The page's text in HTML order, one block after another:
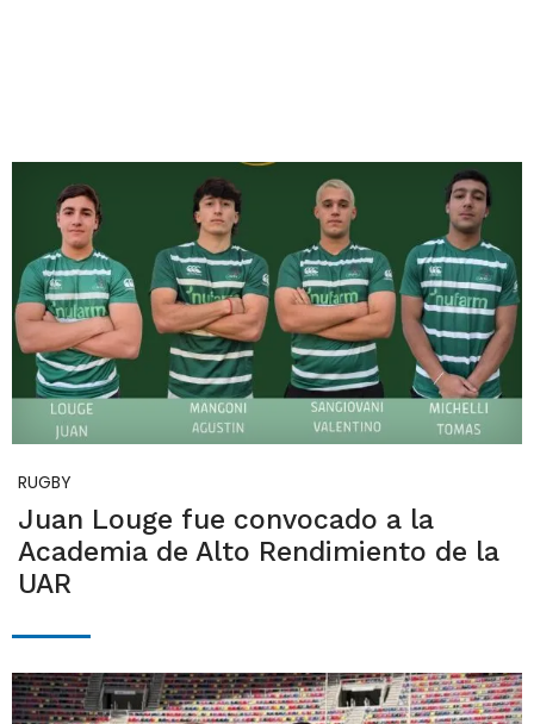
RUGBY
Juan Louge fue convocado a la
Academia de Alto Rendimiento de la
UAR